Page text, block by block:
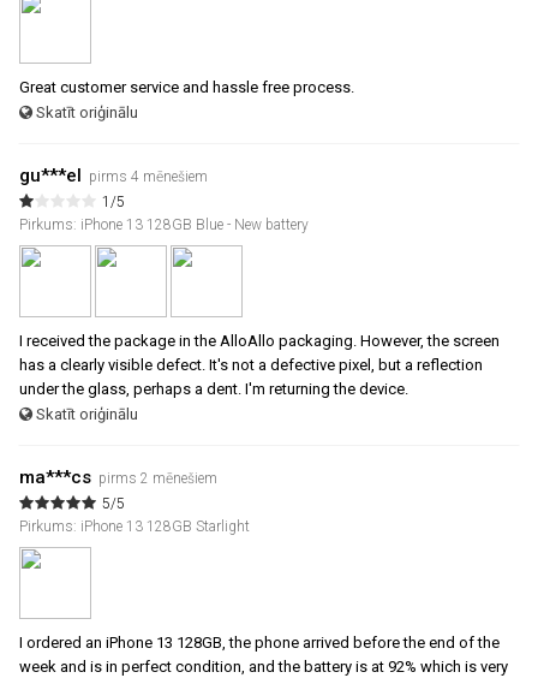
Great customer service and hassle free process.
Skatīt oriģinālu
gu***el pirms 4 mēnešiem
1/5
Pirkums: iPhone 13 128GB Blue - New battery
I received the package in the AlloAllo packaging. However, the screen
has a clearly visible defect. It's not a defective pixel, but a reflection
under the glass, perhaps a dent. I'm returning the device.
Skatīt oriģinālu
ma***cs pirms 2 mēnešiem
5/5
Pirkums: iPhone 13 128GB Starlight
I ordered an iPhone 13 128GB, the phone arrived before the end of the
week and is in perfect condition, and the battery is at 92% which is very